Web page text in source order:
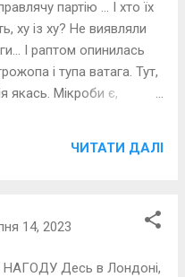
партію … І хто їх
ху із ху? Не виявляли
І раптом опинилась
і тупа ватага. Тут,
якась. Мікроби є,
Васі Ложкіна
ЧИТАТИ ДАЛІ
14, 2023
Десь в Лондоні,